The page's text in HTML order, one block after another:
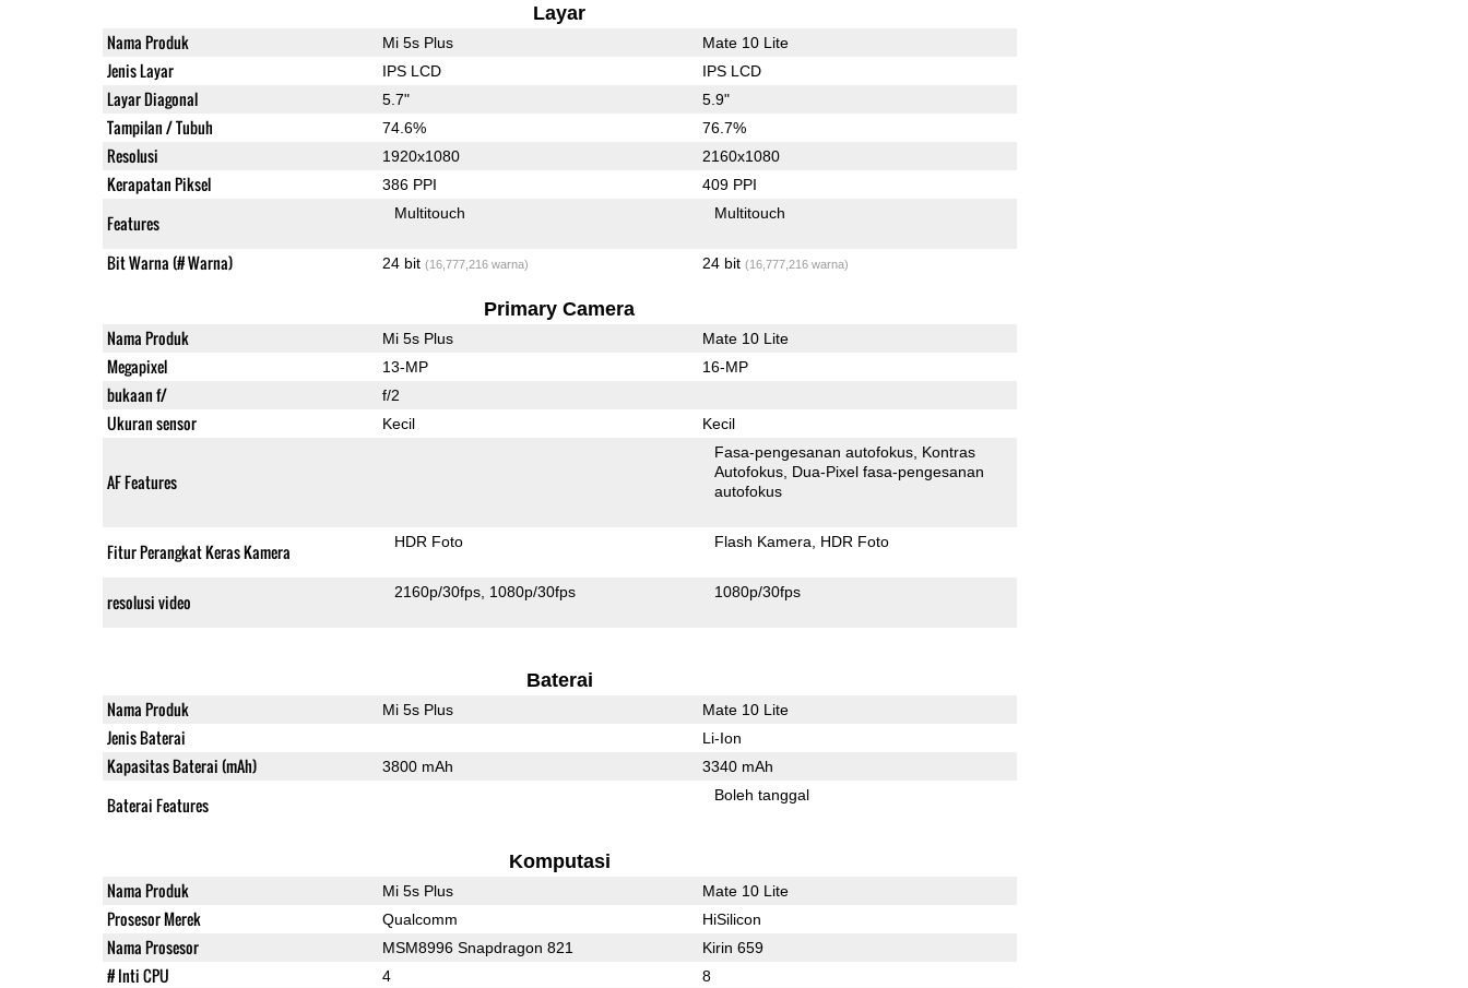
Layar
Nama Produk Mi 5s Plus Mate 10 Lite
Jenis Layar IPS LCD IPS LCD
Layar Diagonal 5.7" 5.9"
Tampilan / Tubuh 74.6% 76.7%
Resolusi 1920x1080 2160x1080
Kerapatan Piksel 386 PPI 409 PPI
Features Multitouch Multitouch
Bit Warna (# Warna) 24 bit (16,777,216 warna) 24 bit (16,777,216 warna)
Primary Camera
Nama Produk Mi 5s Plus Mate 10 Lite
Megapixel 13-MP 16-MP
bukaan f/ f/2
Ukuran sensor Kecil Kecil
AF Features
Fasa-pengesanan autofokus Kontras
Autofokus Dua-Pixel fasa-pengesanan
autofokus
Fitur Perangkat Keras Kamera HDR Foto Flash Kamera HDR Foto
resolusi video 2160p/30fps 1080p/30fps 1080p/30fps
Baterai
Nama Produk Mi 5s Plus Mate 10 Lite
Jenis Baterai Li-Ion
Kapasitas Baterai (mAh) 3800 mAh 3340 mAh
Baterai Features Boleh tanggal
Komputasi
Nama Produk Mi 5s Plus Mate 10 Lite
Prosesor Merek Qualcomm HiSilicon
Nama Prosesor MSM8996 Snapdragon 821 Kirin 659
# Inti CPU 4 8